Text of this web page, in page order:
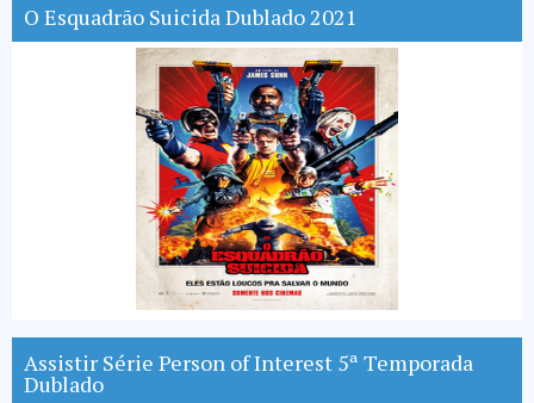
O Esquadrão Suicida Dublado 2021
Assistir Série Person of Interest 5ª Temporada
Dublado